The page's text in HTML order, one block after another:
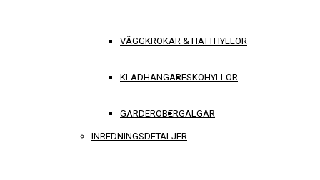
VÄGGKROKAR & HATTHYLLOR
KLÄDHÄNGARESKOHYLLOR
GARDEROBERGALGAR
INREDNINGSDETALJER